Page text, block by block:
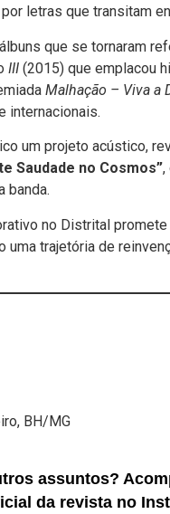
letras que transitam
que se tornaram
III (2015) que emplacou
Malhação – Viva a
internacionais.
um projeto acústico,
Saudade no Cosmos”,
banda.
no Distrital
trajetória de
BH/MG
assuntos?
da revista no